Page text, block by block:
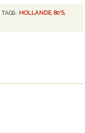
TAGS : HOLLANDE ,80'S,